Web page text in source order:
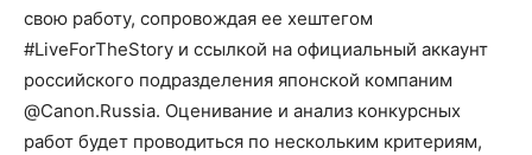
свою работу, сопровождая ее хештегом
#LiveForTheStory и ссылкой на официальный аккаунт
российского подразделения японской компаним
@Canon.Russia. Оценивание и анализ конкурсных
работ будет проводиться по нескольким критериям,